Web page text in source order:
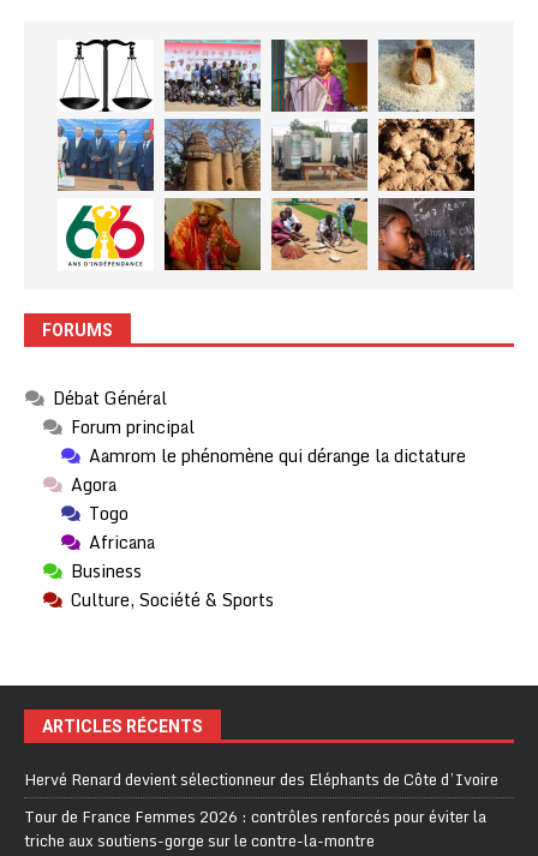
FORUMS
Débat Général
Forum principal
Aamrom le phénomène qui dérange la dictature
Agora
Togo
Africana
Business
Culture, Société & Sports
ARTICLES RÉCENTS
Hervé Renard devient sélectionneur des Eléphants de Côte d’Ivoire
Tour de France Femmes 2026 : contrôles renforcés pour éviter la
triche aux soutiens-gorge sur le contre-la-montre